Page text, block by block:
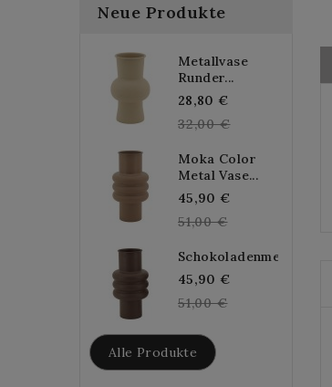
Neue Produkte
Metallvase
Runder...
28,80 €
price
32,00 €
Moka Color
Metal Vase...
45,90 €
51,00 €
Schokoladenmetallvase...
45,90 €
51,00 €
Alle Produkte